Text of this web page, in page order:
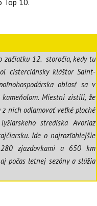
začiatku 12. storočia, kedy tu
cisterciánsky kláštor Saint-
oblasť sa v
Miestni zistili, že
nich odlamovať veľké ploché
strediska Avoriaz
Ide o najrozľahlejšie
zjazdovkami a 650 km
počas letnej sezóny a slúžia